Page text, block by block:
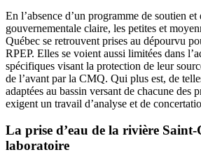
En l’absence d’un programme de soutien et
gouvernementale claire, les petites et
Québec se retrouvent prises au dépourvu
RPEP. Elles se voient aussi limitées dans
spécifiques visant la protection de leur
de l’avant par la CMQ. Qui plus est, de
adaptées au bassin versant de chacune des
exigent un travail d’analyse et de
La prise d’eau de la rivière
laboratoire